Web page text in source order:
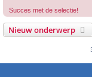
Succes met de selectie!
Nieuw onderwerp